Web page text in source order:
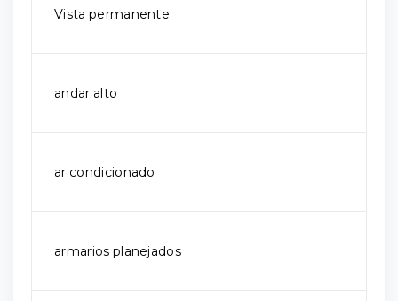
Vista permanente
andar alto
ar condicionado
armarios planejados